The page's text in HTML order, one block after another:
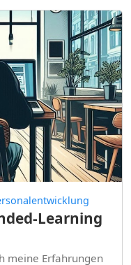
Learning
meine Erfahrungen